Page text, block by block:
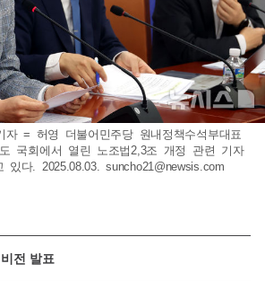
자 = 허영 더불어민주당 원내정책수석부대표
국회에서 열린 노조법2,3조 개정 관련 기자
있다. 2025.08.03.suncho21@newsis.com
전 발표